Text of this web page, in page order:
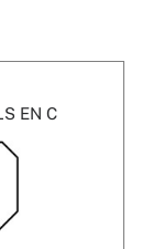
EN C